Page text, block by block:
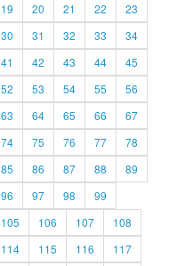
19 20 21 22
23
30 31 32 33
34
41 42 43 44
45
52 53 54 55
56
63 64 65 66
67
74 75 76 77
78
85 86 87 88
89
96 97 98
99
105 106 107
108
114 115 116
117